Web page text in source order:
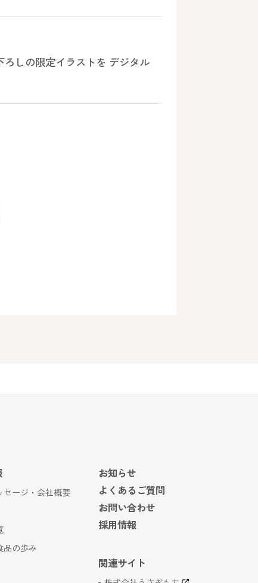
しの限定イラストを デジタル
セージ・会社概要
品の歩み
お知らせ
よくあるご質問
お問い合わせ
採用情報
関連サイト